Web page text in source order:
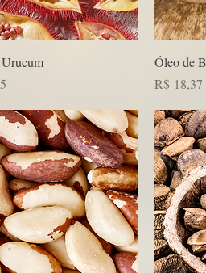
Visualização rápida
Óleo de
Preço
R$ 18,37